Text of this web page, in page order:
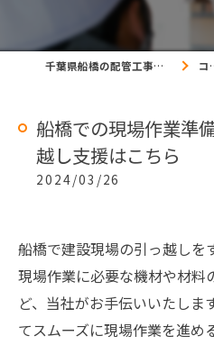
千葉県船橋の配管工事の求人なら株式会社ZENSHIN コラム
船橋での現場作業準
越し支援はこちら
2024/03/26
船橋で建設現場の引っ越しを
現場作業に必要な機材や材料
ど、当社がお手伝いいたしま
てスムーズに現場作業を進め